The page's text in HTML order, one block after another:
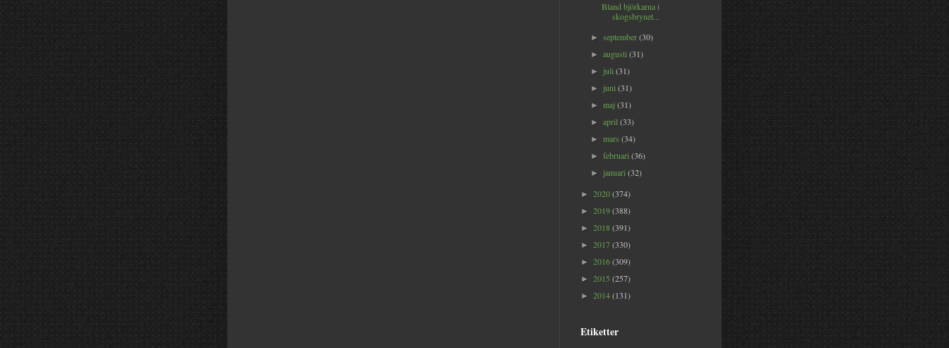
Bland björkarna i
skogsbrynet...
►september(30)
►augusti(31)
► juli(31)
► juni(31)
►maj(31)
►april(33)
►mars(34)
►februari(36)
► januari(32)
► 2020(374)
► 2019(388)
► 2018 (391)
► 2017(330)
► 2016(309)
► 2015 (257)
► 2014(131)
Etiketter